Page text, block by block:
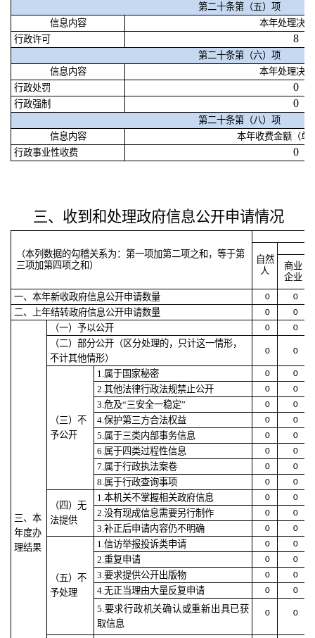
第二十条第（五）项
信息内容
本年处理决
行政许可
8
第二十条第（六）项
信息内容
本年处理决
行政处罚
0
行政强制 0
第二十条第（八）项
信息内容
本年收费金额（单
行政事业性收费
0
三、收到和处理政府信息公开申请情况
（本列数据的勾稽关系为：第一项加第二项之和，等于第
三项加第四项之和）
自然
人
商业
企业
一、本年新收政府信息公开申请数量
0 0
二、上年结转政府信息公开申请数量 0 0
三、本
年度办
理结果
（一）予以公开 0 0
（二）部分公开（区分处理的，只计这一情形，
不计其他情形）
0 0
（三）不
予公开
1. 属于国家秘密 0 0
2. 其他法律行政法规禁止公开 0 0
3. 危及“三安全一稳定” 0 0
4. 保护第三方合法权益 0 0
5. 属于三类内部事务信息 0 0
6. 属于四类过程性信息 0 0
7. 属于行政执法案卷 0 0
8. 属于行政查询事项 0 0
（四）无
法提供
1. 本机关不掌握相关政府信息 0 0
2. 没有现成信息需要另行制作 0 0
3. 补正后申请内容仍不明确 0 0
（五）不
予处理
1. 信访举报投诉类申请 0 0
2. 重复申请 0 0
3. 要求提供公开出版物 0 0
4. 无正当理由大量反复申请 0 0
5. 要求行政机关确认或重新出具已获
取信息
0 0